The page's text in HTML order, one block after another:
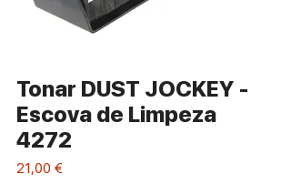
Tonar DUST JOCKEY -
Escova de Limpeza
4272
21,00 €